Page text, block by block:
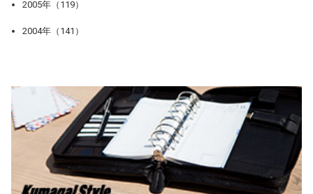
2005年（119）
2004年（141）